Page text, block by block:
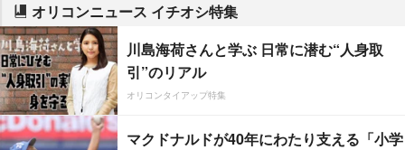
オリコンニュース イチオシ特集
川島海荷さんと学ぶ 日常に潜む“人身取
引”のリアル
オリコンタイアップ特集
マクドナルドが40年にわたり支える「小学